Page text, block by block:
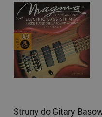
Struny do Gitary